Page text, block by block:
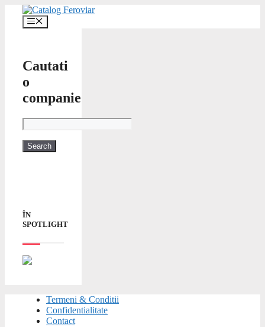
content
Menu
Cautati
o
companie
ÎN
SPOTLIGHT
Termeni & Conditii
Confidentialitate
Contact